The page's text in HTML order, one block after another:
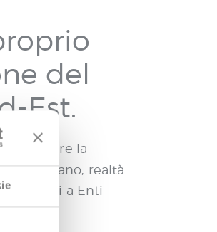
del
Est.
la
Datapiano, realtà
dedicati a Enti